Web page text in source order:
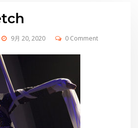
9月 20, 2020 0 Comment